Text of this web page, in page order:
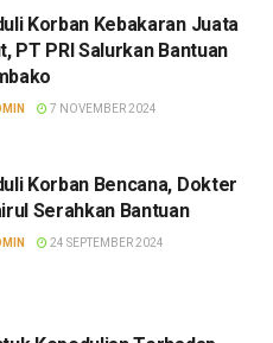
Korban Kebakaran Juata
PT PRI Salurkan Bantuan
7 NOVEMBER 2024
Korban Bencana, Dokter
Serahkan Bantuan
24 SEPTEMBER 2024